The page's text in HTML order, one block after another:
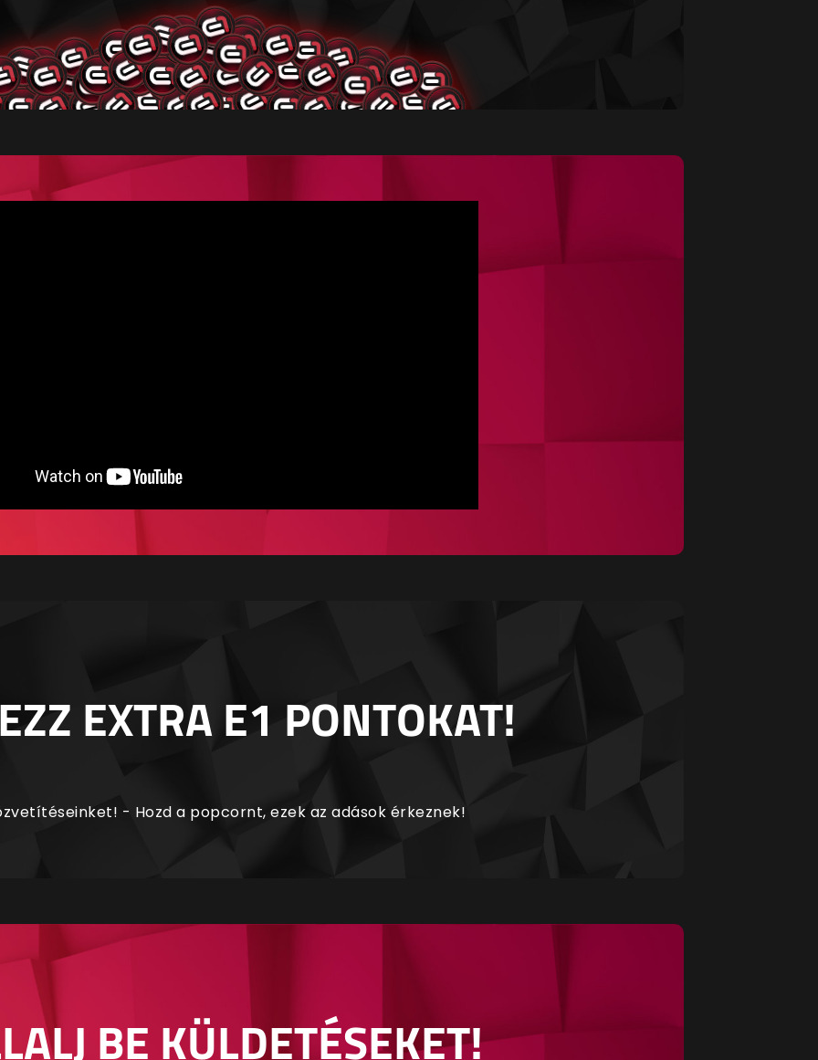
EXTRA E1 PONTOKAT!
- Hozd a popcornt, ezek az adások érkeznek!
BE KÜLDETÉSEKET!